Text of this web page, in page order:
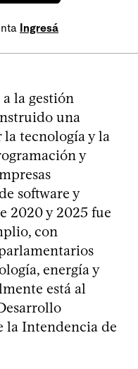
Ingresá
la gestión
una
tecnología y la
y
software y
2020 y 2025 fue
con
energía y
está al
la Intendencia de